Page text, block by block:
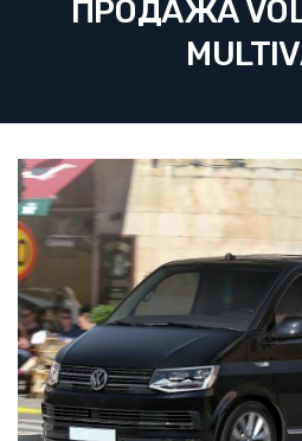
ПРОДАЖА